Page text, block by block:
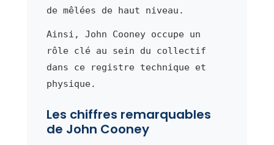
de mêlées de haut niveau.
Ainsi, John Cooney occupe un
rôle clé au sein du collectif
dans ce registre technique et
physique.
Les chiffres remarquables
de John Cooney